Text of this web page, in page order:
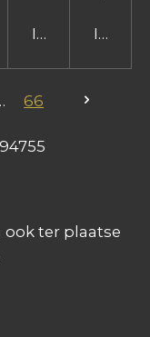
In In
66
ook ter plaatse